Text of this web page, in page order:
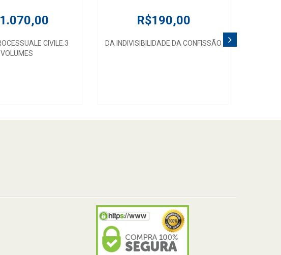
CIVILE.3
VOLUMES
R$190,00
DA INDIVISIBILIDADE DA CONFISSÃO